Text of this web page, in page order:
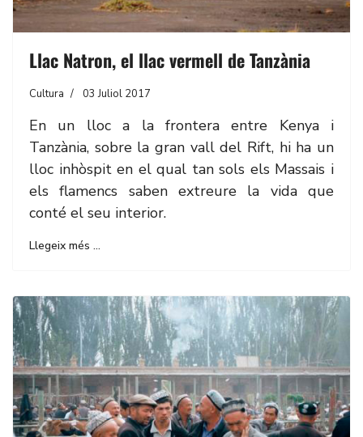
Llac Natron, el llac vermell de Tanzània
Cultura 03 Juliol 2017
En un lloc a la frontera entre Kenya i
Tanzània, sobre la gran vall del Rift, hi ha un
lloc inhòspit en el qual tan sols els Massais i
els flamencs saben extreure la vida que
conté el seu interior.
Llegeix més …